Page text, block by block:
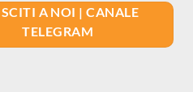
A NOI | CANALE
TELEGRAM